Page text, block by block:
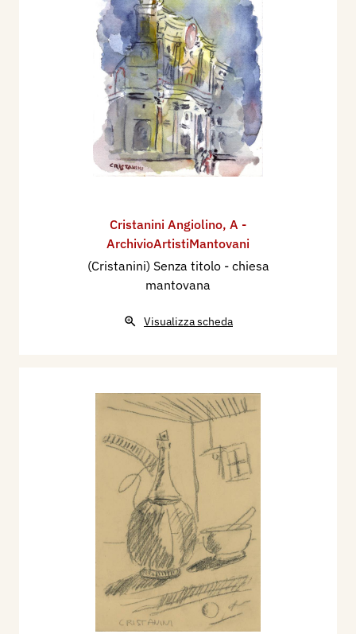
Cristanini Angiolino, A -
ArchivioArtistiMantovani
(Cristanini) Senza titolo - chiesa
mantovana
Visualizza scheda